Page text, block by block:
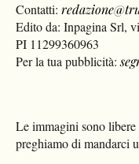
Contatti:
Edito da: Inpagina Srl,
PI 11299360963
Per la tua pubblicità:
Le immagini sono
preghiamo di mandarci